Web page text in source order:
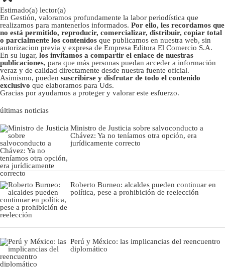
Estimado(a) lector(a)
En Gestión, valoramos profundamente la labor periodística que
realizamos para mantenerlos informados. Por ello, les recordamos que
no está permitido, reproducir, comercializar, distribuir, copiar total
o parcialmente los contenidos que publicamos en nuestra web, sin
autorizacion previa y expresa de Empresa Editora El Comercio S.A.
En su lugar, los invitamos a compartir el enlace de nuestras
publicaciones, para que más personas puedan acceder a información
veraz y de calidad directamente desde nuestra fuente oficial.
Asimismo, pueden suscribirse y disfrutar de todo el contenido
exclusivo que elaboramos para Uds.
Gracias por ayudarnos a proteger y valorar este esfuerzo.
últimas noticias
Ministro de Justicia sobre salvoconducto a
Chávez: Ya no teníamos otra opción, era
jurídicamente correcto
Roberto Burneo: alcaldes pueden continuar en
política, pese a prohibición de reelección
Perú y México: las implicancias del reencuentro
diplomático